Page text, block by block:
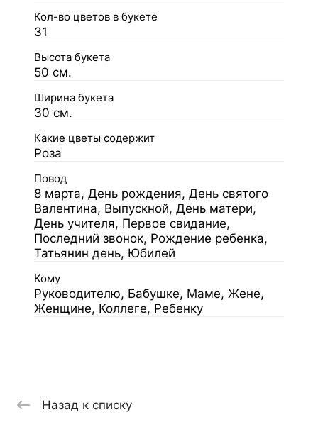
Кол-во цветов в букете
31
Высота букета
50 см.
Ширина букета
30 см.
Какие цветы содержит
Роза
Повод
8 марта, День рождения, День святого
Валентина, Выпускной, День матери,
День учителя, Первое свидание,
Последний звонок, Рождение ребенка,
Татьянин день, Юбилей
Кому
Руководителю, Бабушке, Маме, Жене,
Женщине, Коллеге, Ребенку
Назад к списку